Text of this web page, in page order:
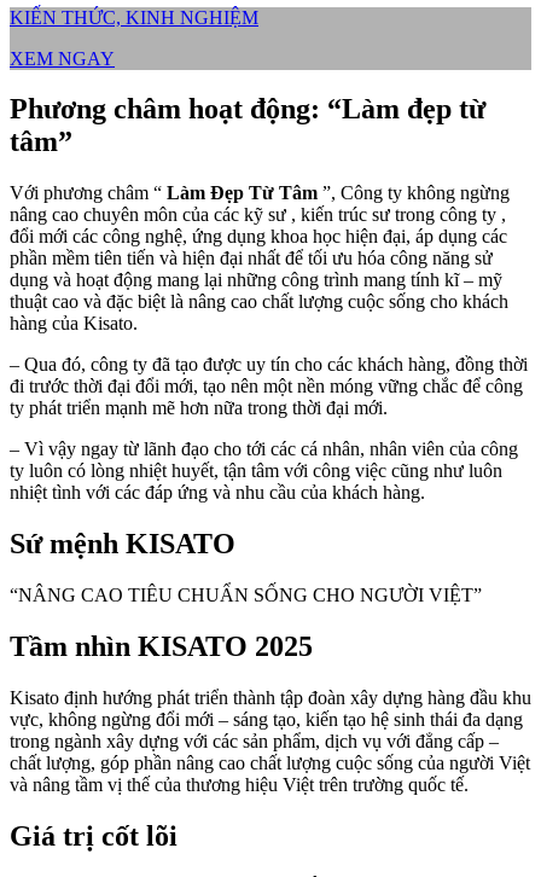
KIẾN THỨC, KINH NGHIỆM
XEM NGAY
Phương châm hoạt động: “Làm đẹp từ
tâm”
Với phương châm “ Làm Đẹp Từ Tâm ”, Công ty không ngừng
nâng cao chuyên môn của các kỹ sư , kiến trúc sư trong công ty ,
đổi mới các công nghệ, ứng dụng khoa học hiện đại, áp dụng các
phần mềm tiên tiến và hiện đại nhất để tối ưu hóa công năng sử
dụng và hoạt động mang lại những công trình mang tính kĩ – mỹ
thuật cao và đặc biệt là nâng cao chất lượng cuộc sống cho khách
hàng của Kisato.
– Qua đó, công ty đã tạo được uy tín cho các khách hàng, đồng thời
đi trước thời đại đổi mới, tạo nên một nền móng vững chắc để công
ty phát triển mạnh mẽ hơn nữa trong thời đại mới.
– Vì vậy ngay từ lãnh đạo cho tới các cá nhân, nhân viên của công
ty luôn có lòng nhiệt huyết, tận tâm với công việc cũng như luôn
nhiệt tình với các đáp ứng và nhu cầu của khách hàng.
Sứ mệnh KISATO
“NÂNG CAO TIÊU CHUẨN SỐNG CHO NGƯỜI VIỆT”
Tầm nhìn KISATO 2025
Kisato định hướng phát triển thành tập đoàn xây dựng hàng đầu khu
vực, không ngừng đổi mới – sáng tạo, kiến tạo hệ sinh thái đa dạng
trong ngành xây dựng với các sản phẩm, dịch vụ với đẳng cấp –
chất lượng, góp phần nâng cao chất lượng cuộc sống của người Việt
và nâng tầm vị thế của thương hiệu Việt trên trường quốc tế.
Giá trị cốt lõi